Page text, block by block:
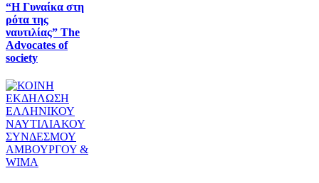
“Η Γυναίκα στη
ρότα της
ναυτιλίας” The
Advocates of
society